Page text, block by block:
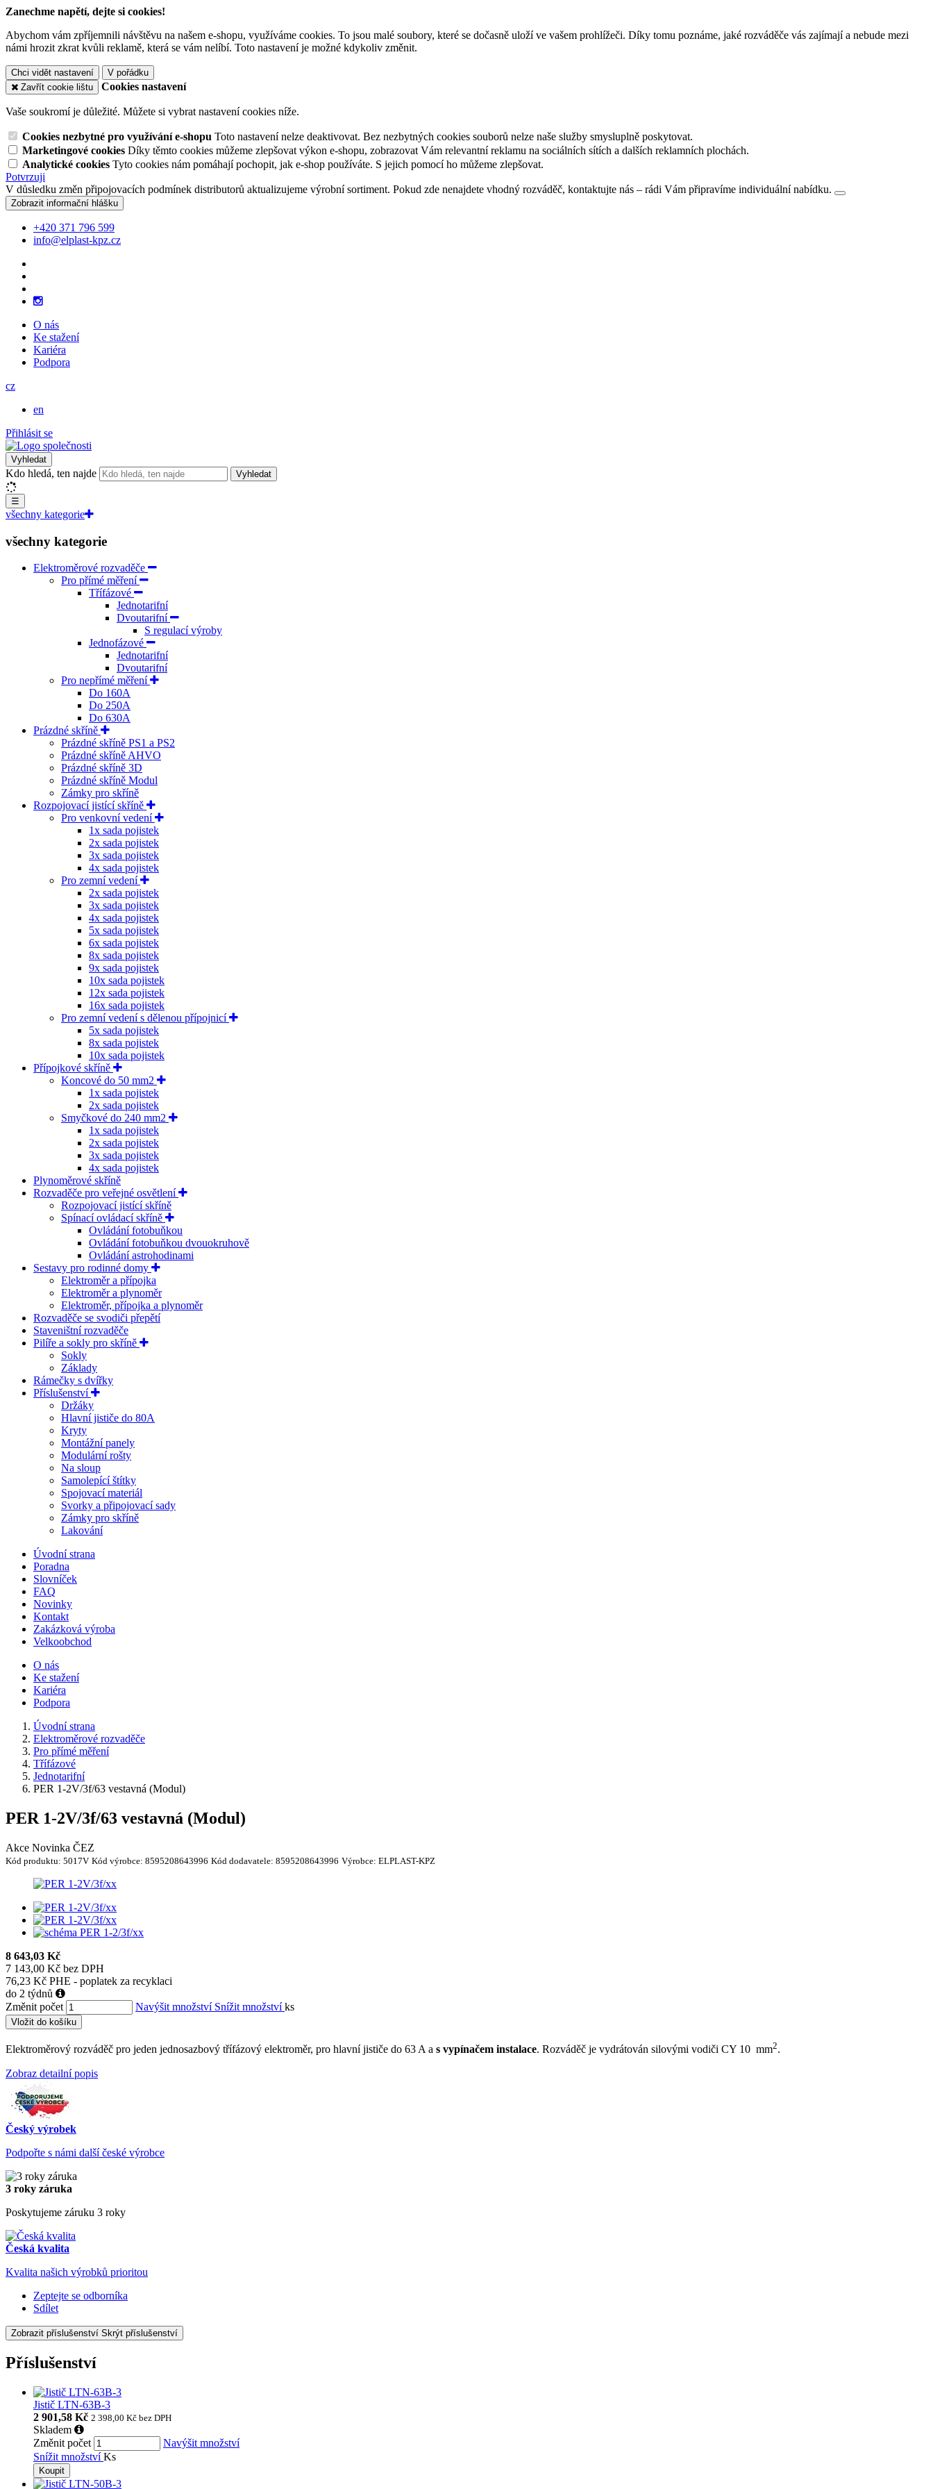
Zanechme napětí, dejte si cookies!
Abychom vám zpříjemnili návštěvu na našem e-shopu, využíváme cookies. To jsou malé soubory, které se dočasně uloží ve vašem prohlížeči. Díky tomu poznáme, jaké rozváděče vás zajímají a nebude mezi
námi hrozit zkrat kvůli reklamě, která se vám nelíbí. Toto nastavení je možné kdykoliv změnit.
Chci vidět nastavení
V pořádku
Zavřít cookie lištu
Cookies nastavení
Vaše soukromí je důležité. Můžete si vybrat nastavení cookies níže.
Cookies nezbytné pro využívání e-shopu Toto nastavení nelze deaktivovat. Bez nezbytných cookies souborů nelze naše služby smysluplně poskytovat.
Marketingové cookies Díky těmto cookies můžeme zlepšovat výkon e-shopu, zobrazovat Vám relevantní reklamu na sociálních sítích a dalších reklamních plochách.
Analytické cookies Tyto cookies nám pomáhají pochopit, jak e-shop používáte. S jejich pomocí ho můžeme zlepšovat.
Potvrzuji
V důsledku změn připojovacích podmínek distributorů aktualizujeme výrobní sortiment. Pokud zde nenajdete vhodný rozváděč, kontaktujte nás – rádi Vám připravíme individuální nabídku.
Zobrazit informační hlášku
+420 371 796 599
info@elplast-kpz.cz
O nás
Ke stažení
Kariéra
Podpora
cz
en
Přihlásit se
Vyhledat
Kdo hledá, ten najde Vyhledat
☰
všechny kategorie
všechny kategorie
Elektroměrové rozvaděče
Pro přímé měření
Třífázové
Jednotarifní
Dvoutarifní
S regulací výroby
Jednofázové
Jednotarifní
Dvoutarifní
Pro nepřímé měření
Do 160A
Do 250A
Do 630A
Prázdné skříně
Prázdné skříně PS1 a PS2
Prázdné skříně AHVO
Prázdné skříně 3D
Prázdné skříně Modul
Zámky pro skříně
Rozpojovací jistící skříně
Pro venkovní vedení
1x sada pojistek
2x sada pojistek
3x sada pojistek
4x sada pojistek
Pro zemní vedení
2x sada pojistek
3x sada pojistek
4x sada pojistek
5x sada pojistek
6x sada pojistek
8x sada pojistek
9x sada pojistek
10x sada pojistek
12x sada pojistek
16x sada pojistek
Pro zemní vedení s dělenou přípojnicí
5x sada pojistek
8x sada pojistek
10x sada pojistek
Přípojkové skříně
Koncové do 50 mm2
1x sada pojistek
2x sada pojistek
Smyčkové do 240 mm2
1x sada pojistek
2x sada pojistek
3x sada pojistek
4x sada pojistek
Plynoměrové skříně
Rozvaděče pro veřejné osvětlení
Rozpojovací jistící skříně
Spínací ovládací skříně
Ovládání fotobuňkou
Ovládání fotobuňkou dvouokruhově
Ovládání astrohodinami
Sestavy pro rodinné domy
Elektroměr a přípojka
Elektroměr a plynoměr
Elektroměr, přípojka a plynoměr
Rozvaděče se svodiči přepětí
Staveništní rozvaděče
Pilíře a sokly pro skříně
Sokly
Základy
Rámečky s dvířky
Příslušenství
Držáky
Hlavní jističe do 80A
Kryty
Montážní panely
Modulární rošty
Na sloup
Samolepící štítky
Spojovací materiál
Svorky a připojovací sady
Zámky pro skříně
Lakování
Úvodní strana
Poradna
Slovníček
FAQ
Novinky
Kontakt
Zakázková výroba
Velkoobchod
O nás
Ke stažení
Kariéra
Podpora
Úvodní strana
Elektroměrové rozvaděče
Pro přímé měření
Třífázové
Jednotarifní
PER 1-2V/3f/63 vestavná (Modul)
PER 1-2V/3f/63 vestavná (Modul)
Akce Novinka ČEZ
Kód produktu: 5017V Kód výrobce: 8595208643996 Kód dodavatele: 8595208643996 Výrobce: ELPLAST-KPZ
8 643,03 Kč
7 143,00 Kč bez DPH
76,23 Kč PHE - poplatek za recyklaci
do 2 týdnů
Změnit počet
Navýšit množství Snížit množstvíks
Vložit do košíku
Elektroměrový rozváděč pro jeden jednosazbový třífázový elektroměr, pro hlavní jističe do 63 A a s vypínačem instalace. Rozváděč je vydrátován silovými vodiči CY 10 mm2.
Zobraz detailní popis
Český výrobek
Podpořte s námi další české výrobce
3 roky záruka
Poskytujeme záruku 3 roky
Česká kvalita
Kvalita našich výrobků prioritou
Zeptejte se odborníka
Sdílet
Zobrazit příslušenství Skrýt příslušenství
Příslušenství
Jistič LTN-63B-3
2 901,58 Kč 2 398,00 Kč bez DPH
Skladem
Změnit počet
Navýšit množství
Snížit množstvíKs
Koupit